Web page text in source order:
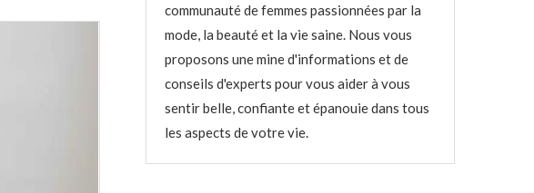
communauté de femmes passionnées par la
mode, la beauté et la vie saine. Nous vous
proposons une mine d'informations et de
conseils d'experts pour vous aider à vous
sentir belle, confiante et épanouie dans tous
les aspects de votre vie.